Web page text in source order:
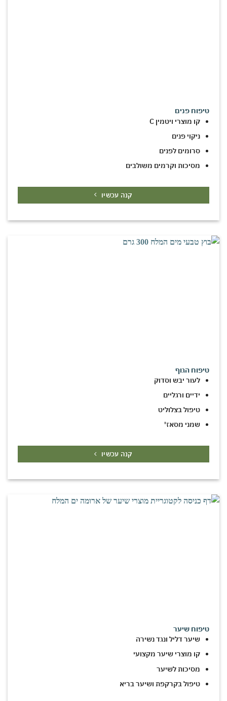
טיפוח פנים
קו מוצרי ויטמין C
ניקוי פנים
סרומים לפנים
מסיכות וקרמים משולבים
קנה עכשיו
טיפוח הגוף
לעור יבש וסדוק
ידיים ורגליים
טיפול בצלוליט
שמני מסאז'
קנה עכשיו
טיפוח שיער
שיער דליל ונגד נשירה
קו מוצרי שיער מקצועי
מסיכות לשיער
טיפול בקרקפת ושיער בריא